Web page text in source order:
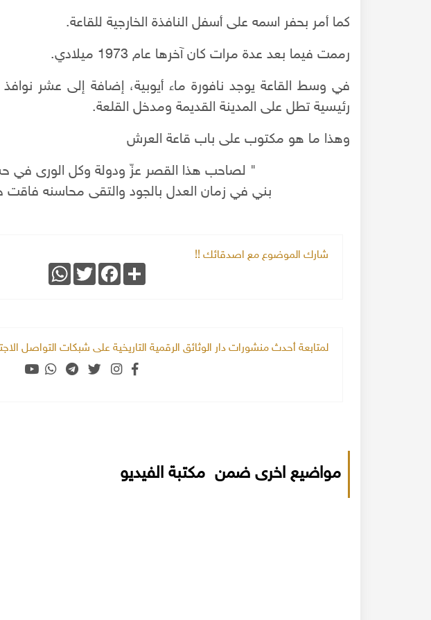
كما أمر بحفر اسمه على أسفل النافذة الخارجية للقاعة.
رممت فيما بعد عدة مرات كان آخرها عام 1973 ميلادي.
في وسط القاعة يوجد نافورة ماء أيوبية، إضافة إلى عشر
رئيسية تطل على المدينة القديمة ومدخل القلعة.
وهذا ما هو مكتوب على باب قاعة العرش
" لصاحب هذا القصر عزّ ودولة وكل الورى في
بني في زمان العدل بالجود والتقى محاسنه فاقت
شارك الموضوع مع اصدقائك !!
Share
Facebook
Twitter
WhatsApp
لمتابعة أحدث منشورات دار الوثائق الرقمية التاريخية على شبكات التواصل
مواضيع اخرى ضمن مكتبة الفيديو